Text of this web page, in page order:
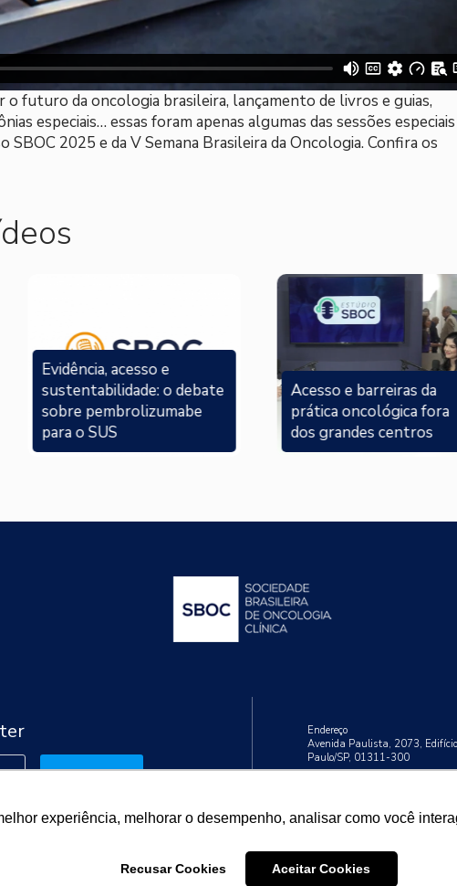
experiência, melhorar o desempenho, analisar como você
Recusar Cookies Aceitar Cookies
futuro da oncologia brasileira, lançamento de livros e guias,
especiais… essas foram apenas algumas das sessões
SBOC 2025 e da V Semana Brasileira da Oncologia. Confira os
Evidência, acesso e
sustentabilidade: o debate
sobre pembrolizumabe
para o SUS
Acesso e barreiras da
prática oncológica fora
dos grandes centros
Endereço
Avenida Paulista, 2073,
Paulo/SP, 01311-300